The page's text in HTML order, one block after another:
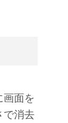
画面を
で消去